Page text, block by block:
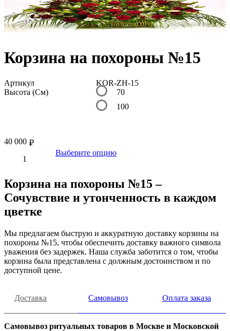
Корзина на похороны №15
Артикул
KOR-ZH-15
Высота (См)
70
100
₽
40 000
Выберите опцию
Корзина на похороны №15 –
Сочувствие и утонченность в каждом
цветке
Мы предлагаем быструю и аккуратную доставку корзины на
похороны №15, чтобы обеспечить доставку важного символа
уважения без задержек. Наша служба заботится о том, чтобы
корзина была представлена с должным достоинством и по
доступной цене.
Доставка Самовывоз Оплата заказа
Самовывоз ритуальных товаров в Москве и Московской